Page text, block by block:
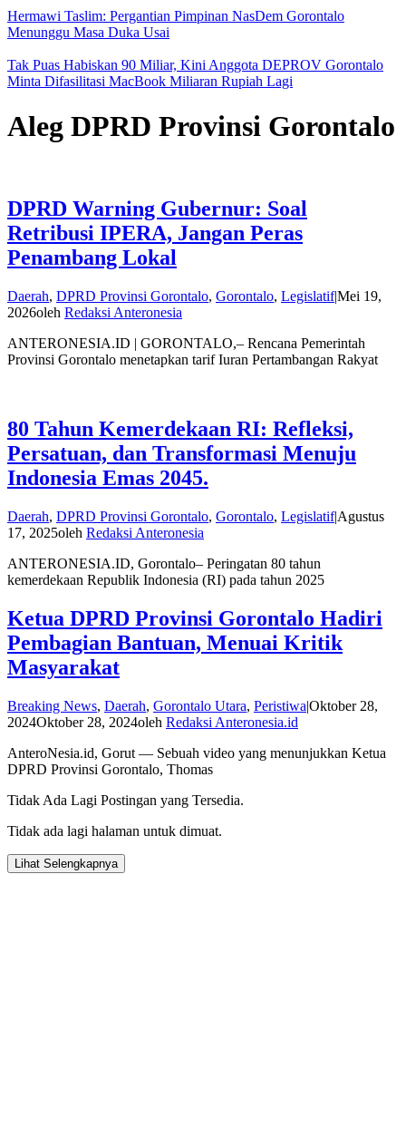
Hermawi Taslim: Pergantian Pimpinan NasDem Gorontalo
Menunggu Masa Duka Usai
Tak Puas Habiskan 90 Miliar, Kini Anggota DEPROV Gorontalo
Minta Difasilitasi MacBook Miliaran Rupiah Lagi
Aleg DPRD Provinsi Gorontalo
DPRD Warning Gubernur: Soal
Retribusi IPERA, Jangan Peras
Penambang Lokal
Daerah, DPRD Provinsi Gorontalo, Gorontalo, Legislatif|Mei 19,
2026oleh Redaksi Anteronesia
ANTERONESIA.ID | GORONTALO,– Rencana Pemerintah
Provinsi Gorontalo menetapkan tarif Iuran Pertambangan Rakyat
80 Tahun Kemerdekaan RI: Refleksi,
Persatuan, dan Transformasi Menuju
Indonesia Emas 2045.
Daerah, DPRD Provinsi Gorontalo, Gorontalo, Legislatif|Agustus
17, 2025oleh Redaksi Anteronesia
ANTERONESIA.ID, Gorontalo– Peringatan 80 tahun
kemerdekaan Republik Indonesia (RI) pada tahun 2025
Ketua DPRD Provinsi Gorontalo Hadiri
Pembagian Bantuan, Menuai Kritik
Masyarakat
Breaking News, Daerah, Gorontalo Utara, Peristiwa|Oktober 28,
2024Oktober 28, 2024oleh Redaksi Anteronesia.id
AnteroNesia.id, Gorut — Sebuah video yang menunjukkan Ketua
DPRD Provinsi Gorontalo, Thomas
Tidak Ada Lagi Postingan yang Tersedia.
Tidak ada lagi halaman untuk dimuat.
Lihat Selengkapnya